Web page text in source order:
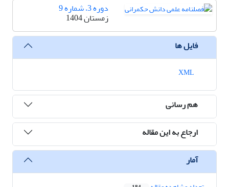
دوره 3، شماره 9
زمستان 1404
فایل ها
هم رسانی
ارجاع به این مقاله
آمار